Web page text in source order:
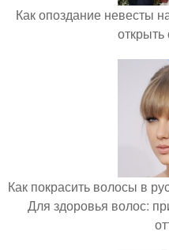
Как опоздание невесты
Как покрасить волосы в
Для здоровья волос: